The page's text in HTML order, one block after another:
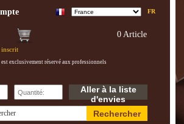
FR
0 Article
inscrit
exclusivement réservé aux professionnels
Rechercher
Aller à la liste
d'envies